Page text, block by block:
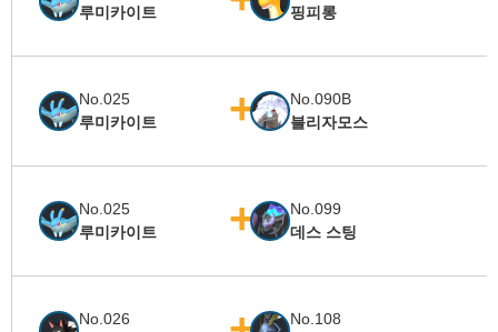
루미카이트
핑피롱
No.025
루미카이트
No.090B
블리자모스
No.025
루미카이트
No.099
데스 스팅
No.026
No.108